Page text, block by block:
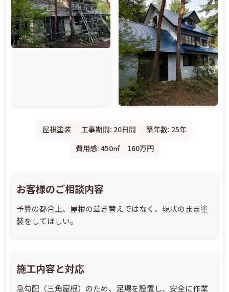
屋根塗装 工事期間: 20日間
築年数: 25年
費用感: 450㎡ 160万円
お客様のご相談内容
予算の都合上、屋根の葺き替えではなく、現状のまま塗
装をしてほしい。
施工内容と対応
急勾配（三角屋根）のため、足場を設置し、安全に作業